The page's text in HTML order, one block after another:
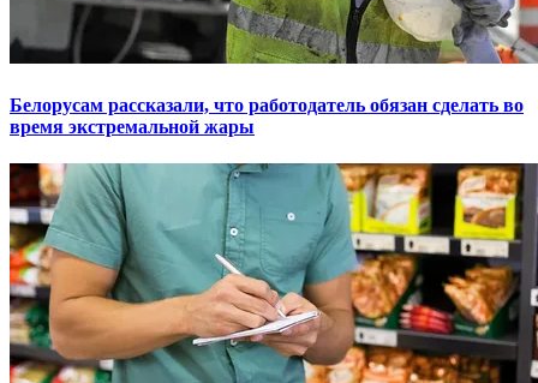
Белорусам рассказали, что работодатель обязан сделать во
время экстремальной жары